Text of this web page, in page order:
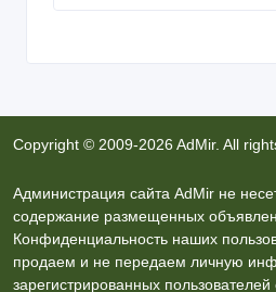
Copyright © 2009-2026 AdMir. All
Администрация сайта AdMir не
содержание размещенных
Конфиденциальность наших
продаем и не передаем личную
зарегистрированных